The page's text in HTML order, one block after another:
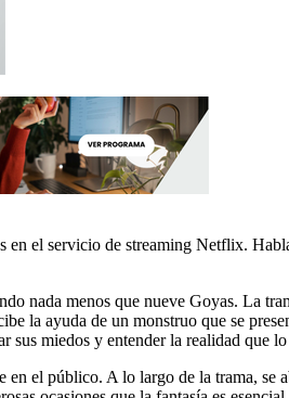
en el servicio de streaming Netflix.
nada menos que nueve Goyas. La
la ayuda de un monstruo que se
sus miedos y entender la realidad que lo
el público. A lo largo de la trama, se